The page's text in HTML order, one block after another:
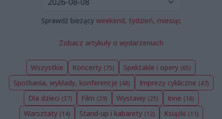
Sprawdź bieżący weekend, tydzień, miesiąc
Zobacz artykuły o wydarzeniach
Wszystkie Koncerty (75) Spektakle i opery (65)
Spotkania, wykłady, konferencje (48) Imprezy cykliczne (47)
Dla dzieci (37) Film (29) Wystawy (25) Inne (16)
Warsztaty (14) Stand-up i kabarety (12) Książki (11)